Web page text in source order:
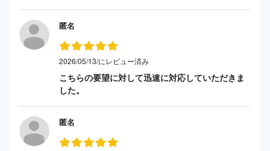
匿名
2026/05/13/にレビュー済み
こちらの要望に対して迅速に対応していただきま
した。
匿名